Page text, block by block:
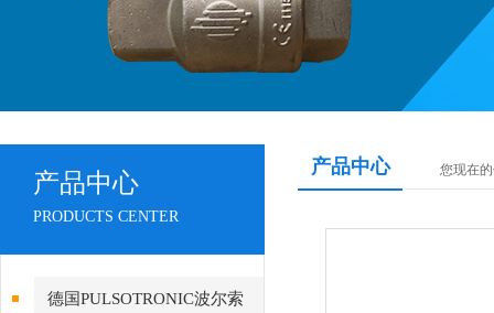
产品中心
PRODUCTS CENTER
德国PULSOTRONIC波尔索
产品中心 您现在